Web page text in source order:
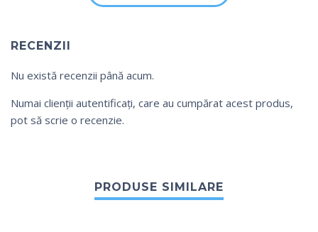
RECENZII
Nu există recenzii până acum.
Numai clienții autentificați, care au cumpărat acest produs,
pot să scrie o recenzie.
PRODUSE SIMILARE